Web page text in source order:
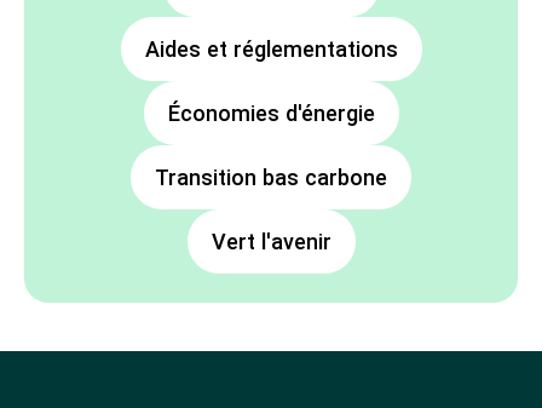
Aides et réglementations
Économies d'énergie
Transition bas carbone
Vert l'avenir